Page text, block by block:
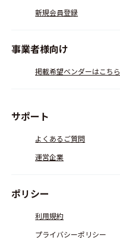
新規会員登録
事業者様向け
掲載希望ベンダーはこちら
サポート
よくあるご質問
運営企業
ポリシー
利用規約
プライバシーポリシー